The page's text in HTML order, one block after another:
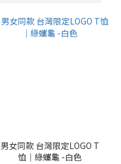
男女同款 台灣限定LOGO T
恤｜綠蠵龜 -白色